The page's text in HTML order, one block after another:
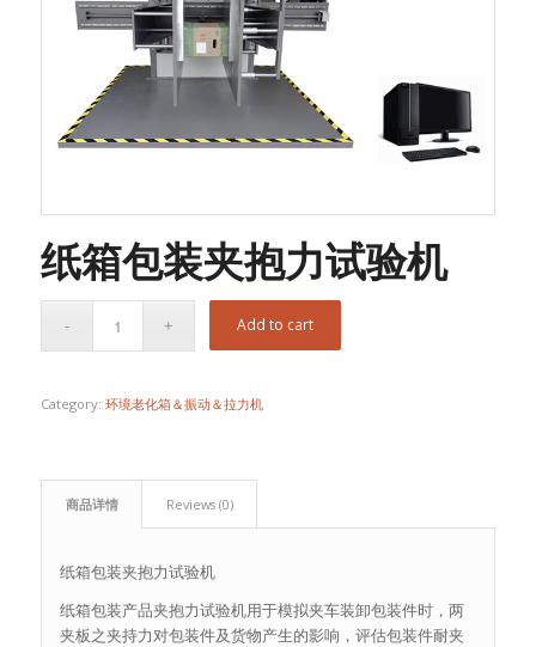
纸箱包装夹抱力试验机
Add to cart
Category: 环境老化箱＆振动＆拉力机
商品详情 Reviews (0)
纸箱包装夹抱力试验机
纸箱包装产品夹抱力试验机用于模拟夹车装卸包装件时，两
夹板之夹持力对包装件及货物产生的影响，评估包装件耐夹